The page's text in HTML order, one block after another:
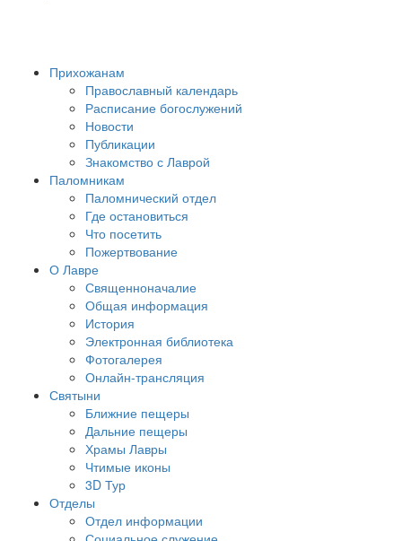
Прихожанам
Православный календарь
Расписание богослужений
Новости
Публикации
Знакомство с Лаврой
Паломникам
Паломнический отдел
Где остановиться
Что посетить
Пожертвование
О Лавре
Священноначалие
Общая информация
История
Электронная библиотека
Фотогалерея
Онлайн-трансляция
Святыни
Ближние пещеры
Дальние пещеры
Храмы Лавры
Чтимые иконы
3D Тур
Отделы
Отдел информации